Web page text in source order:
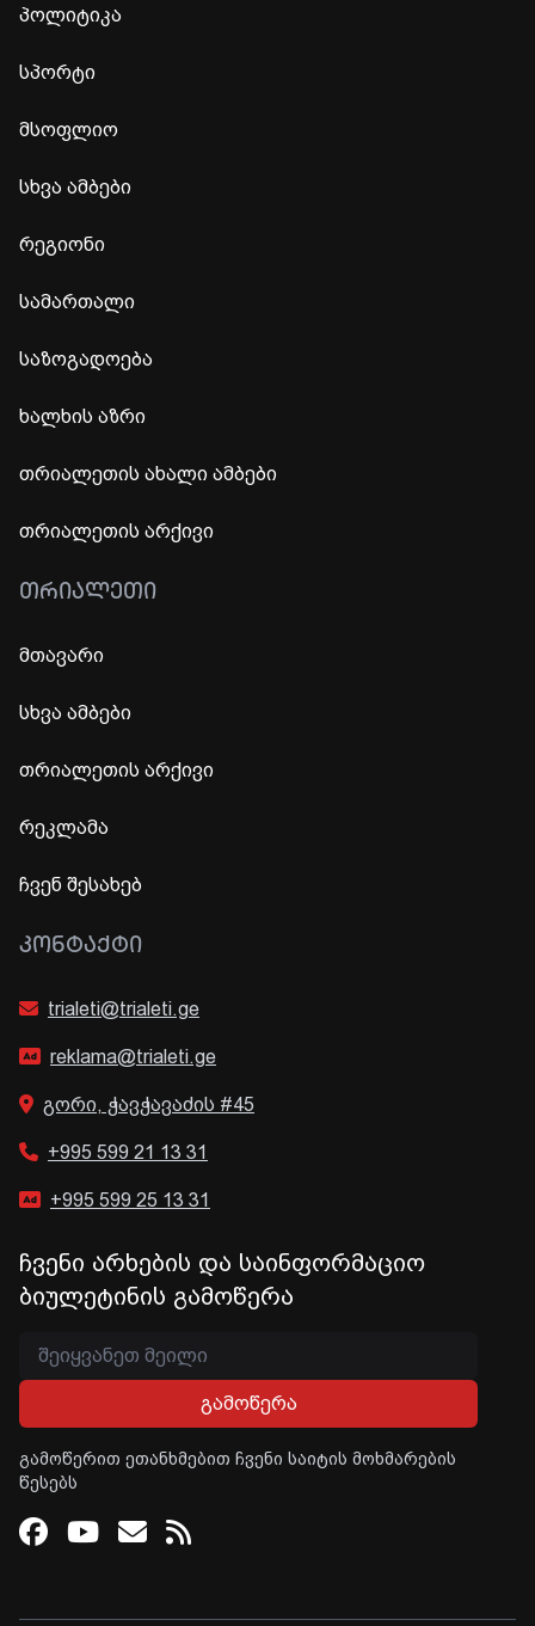
პოლიტიკა
სპორტი
მსოფლიო
სხვა ამბები
რეგიონი
სამართალი
საზოგადოება
ხალხის აზრი
თრიალეთის ახალი ამბები
თრიალეთის არქივი
ᲗᲠᲘᲐᲚᲔᲗᲘ
მთავარი
სხვა ამბები
თრიალეთის არქივი
რეკლამა
ჩვენ შესახებ
ᲙᲝᲜᲢᲐᲥᲢᲘ
trialeti@trialeti.ge
reklama@trialeti.ge
გორი, ჭავჭავაძის #45
+995 599 21 13 31
+995 599 25 13 31
ჩვენი არხების და საინფორმაციო
ბიულეტინის გამოწერა
გამოწერა
გამოწერით ეთანხმებით ჩვენი საიტის მოხმარების
წესებს
Facebook
Youtube
Email
RSS